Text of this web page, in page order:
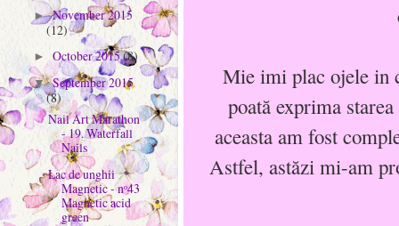
Mie imi plac ojele in
poată exprima
aceasta am fost
Astfel, astăzi mi-am
►November 2015
(12)
► October 2015(8)
▼ September 2015
(8)
Nail Art Marathon
- 19. Waterfall
Nails
Lac de unghii
Magnetic - nᵒ43
Magnetic acid
green